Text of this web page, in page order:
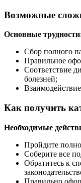
Возможные
Основные
Сбор полного
Правильное
Соответствие
болезней;
Как получить
Необходимые
Пройдите
Соберите все
Обратитесь к
Правильно